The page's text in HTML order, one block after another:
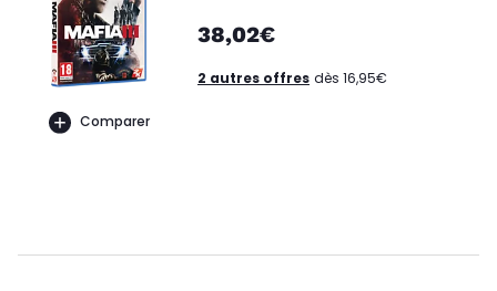
Comparer
38,02€
2 autres offres dès 16,95€